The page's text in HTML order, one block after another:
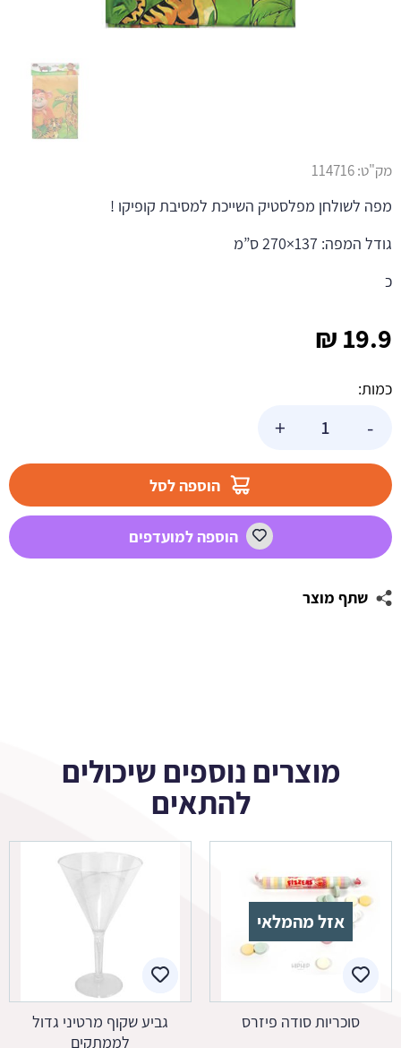
19.9
₪
כמות:
-
+
הוספה לסל
הוספה למועדפים
שתף מוצר
מק"ט:114716
מפה לשולחן מפלסטיק השייכת למסיבת קופיקו !
גודל המפה: 137×270 ס”מ
כ
מוצרים נוספים שיכולים
להתאים
אזל מהמלאי
סוכריות סודה פיזרס
גביע שקוף מרטיני גדול
לממתקים